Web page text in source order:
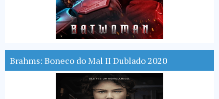
Brahms: Boneco do Mal II Dublado 2020